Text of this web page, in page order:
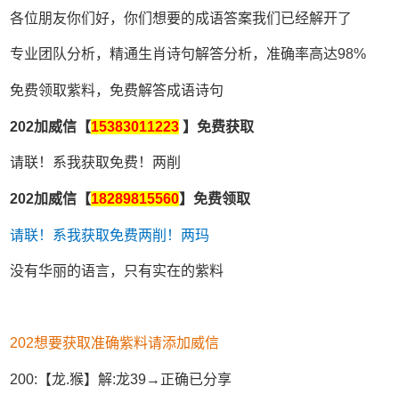
各位朋友你们好，你们想要的成语答案我们已经解开了
专业团队分析，精通生肖诗句解答分析，准确率高达98%
免费领取紫料，免费解答成语诗句
202加威信【15383011223 】免费获取
请联！系我获取免费！两削
202加威信【18289815560】免费领取
请联！系我获取免费两削！两玛
没有华丽的语言，只有实在的紫料
202想要获取准确紫料请添加威信
200:【龙.猴】解:龙39→正确已分享